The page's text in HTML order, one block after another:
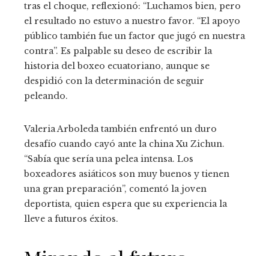
tras el choque, reflexionó: “Luchamos bien, pero
el resultado no estuvo a nuestro favor. “El apoyo
público también fue un factor que jugó en nuestra
contra”. Es palpable su deseo de escribir la
historia del boxeo ecuatoriano, aunque se
despidió con la determinación de seguir
peleando.
Valeria Arboleda también enfrentó un duro
desafío cuando cayó ante la china Xu Zichun.
“Sabía que sería una pelea intensa. Los
boxeadores asiáticos son muy buenos y tienen
una gran preparación”, comentó la joven
deportista, quien espera que su experiencia la
lleve a futuros éxitos.